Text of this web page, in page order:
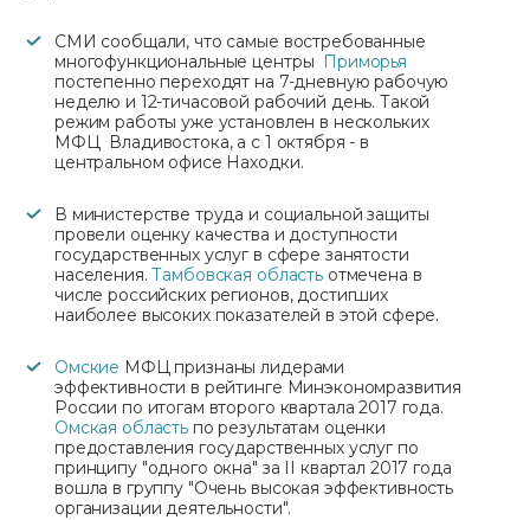
СМИ сообщали, что самые востребованные
многофункциональные центры Приморья
постепенно переходят на 7-дневную рабочую
неделю и 12-тичасовой рабочий день. Такой
режим работы уже установлен в нескольких
МФЦ Владивостока, а с 1 октября - в
центральном офисе Находки.
В министерстве труда и социальной защиты
провели оценку качества и доступности
государственных услуг в сфере занятости
населения.Тамбовская областьотмечена в
числе российских регионов, достигших
наиболее высоких показателей в этой сфере.
Омские МФЦ признаны лидерами
эффективности в рейтинге Минэкономразвития
России по итогам второго квартала 2017 года.
Омская область по результатам оценки
предоставления государственных услуг по
принципу "одного окна" за II квартал 2017 года
вошла в группу "Очень высокая эффективность
организации деятельности".